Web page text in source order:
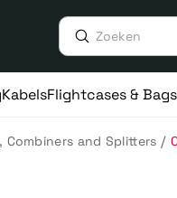
KabelsFlightcases & Bags
Combiners and Splitters /